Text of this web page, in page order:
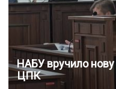
НАБУ вручило нову
ЦПК